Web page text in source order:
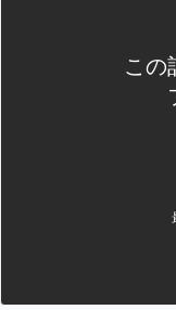
この